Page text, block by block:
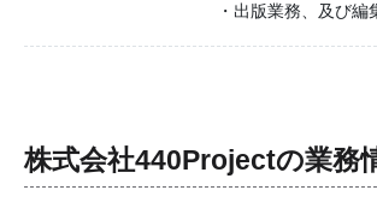
・出版業務、及び編
株式会社440Projectの業務